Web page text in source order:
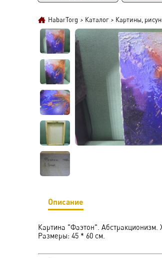
HabarTorg > Каталог > Картины,
Описание
Картина "Фаэтон". Абстракционизм.
Размеры: 45 * 60 см.